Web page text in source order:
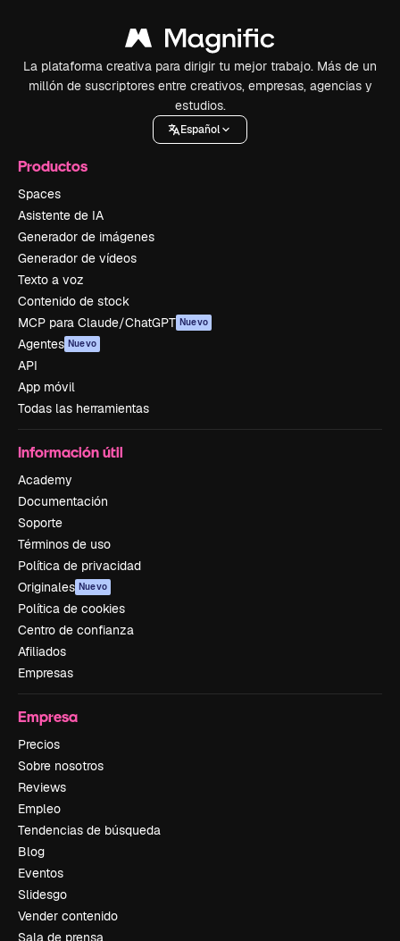
La plataforma creativa para dirigir tu mejor trabajo. Más de un
millón de suscriptores entre creativos, empresas, agencias y
estudios.
Español
Productos
Spaces
Asistente de IA
Generador de imágenes
Generador de vídeos
Texto a voz
Contenido de stock
MCP para Claude/ChatGPT Nuevo
Agentes Nuevo
API
App móvil
Todas las herramientas
Información útil
Academy
Documentación
Soporte
Términos de uso
Política de privacidad
Originales Nuevo
Política de cookies
Centro de confianza
Afiliados
Empresas
Empresa
Precios
Sobre nosotros
Reviews
Empleo
Tendencias de búsqueda
Blog
Eventos
Slidesgo
Vender contenido
Sala de prensa